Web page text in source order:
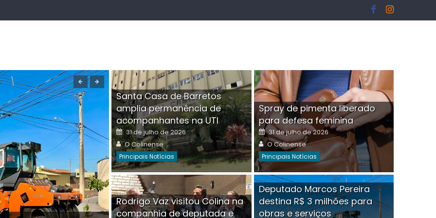
Boutique na Av. Ângelo Martins Tristão é
invadida por criminoso mascarado
Posted
30 de julho de 2026 Author
O Colinense Comment(0)
Santa Casa de Barretos
amplia permanência de
acompanhantes na UTI
Posted
on
31 de julho de 2026
Author
O Colinense
Principais Notícias
Spray de pimenta liberado
para defesa feminina
Posted
on
31 de julho de 2026
Author
O Colinense
Principais Notícias
Rodrigo Vaz visitou Colina na
companhia de deputada e
Deputado Marcos Pereira
destina R$ 3 milhões para
obras e serviços